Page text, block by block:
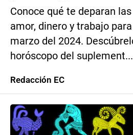
Conoce qué te deparan
amor, dinero y trabajo
marzo del 2024.
horóscopo del suplement...
Redacción EC